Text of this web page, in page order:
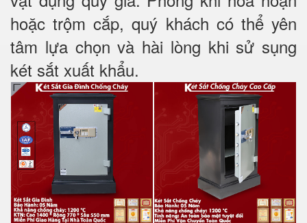
hoặc trộm cắp, quý khách có thể yên
tâm lựa chọn và hài lòng khi sử sụng
két sắt xuất khẩu.